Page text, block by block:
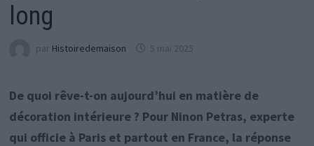
long
par Histoiredemaison 5 mai 2025
De quoi rêve-t-on aujourd’hui en matière de
décoration intérieure ? Pour Ninon Petras, experte
qui officie à Paris et partout en France, la réponse